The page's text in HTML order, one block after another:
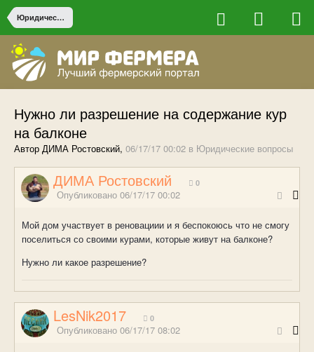
Юридические вопросы
Нужно ли разрешение на содержание кур
на балконе
Автор ДИМА Ростовский, 06/17/17 00:02 в Юридические вопросы
ДИМА Ростовский 0
Опубликовано 06/17/17 00:02
Мой дом участвует в реновациии и я беспокоюсь что не смогу
поселиться со своими курами, которые живут на балконе?
Нужно ли какое разрешение?
LesNik2017 0
Опубликовано 06/17/17 08:02